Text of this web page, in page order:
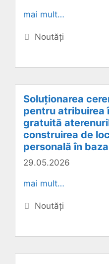
mai mult…
Categorii
Noutăți
Soluționarea
pentru atribuirea
gratuită
construirea de
personală în
29.05.2026
mai mult…
Categorii
Noutăți